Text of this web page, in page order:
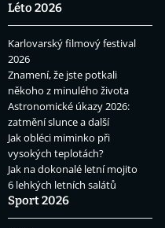
Léto 2026
Karlovarský filmový festival
2026
Znamení, že jste potkali
někoho z minulého života
Astronomické úkazy 2026:
zatmění slunce a další
Jak obléci miminko při
vysokých teplotách?
Jak na dokonalé letní mojito
6 lehkých letních salátů
Sport 2026